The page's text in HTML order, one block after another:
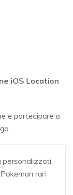
iOS Location
e partecipare a
personalizzati
rari